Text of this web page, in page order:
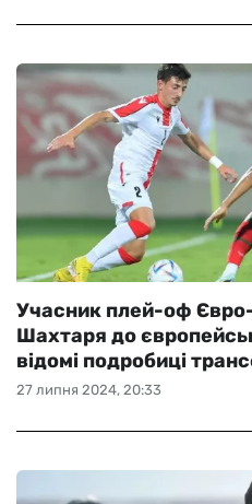
27 липня 2024, 20:33
Учасник плей-оф
Шахтаря до
відомі подробиці